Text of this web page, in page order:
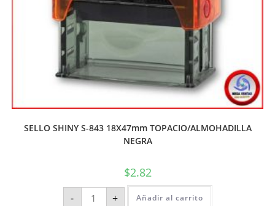
SELLO SHINY S-843 18X47mm TOPACIO/ALMOHADILLA
NEGRA
$2.82
- + Añadir al carrito